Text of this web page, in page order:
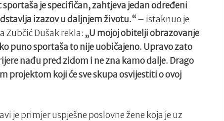
je specifičan, zahtjeva jedan određeni
izazov u daljnjem životu.“ – istaknuo je
Zubčić Dušak rekla: „U mojoj obitelji obrazovanje
puno sportaša to nije uobičajeno. Upravo zato
nađu pred zidom i ne zna kamo dalje. Drago
projektom koji će sve skupa osvijestiti o ovoj
je primjer uspješne poslovne žene koja je uz